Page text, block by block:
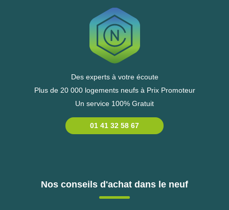
Des experts à votre écoute
Plus de 20 000 logements neufs à Prix Promoteur
Un service 100% Gratuit
01 41 32 58 67
Nos conseils d'achat dans le neuf